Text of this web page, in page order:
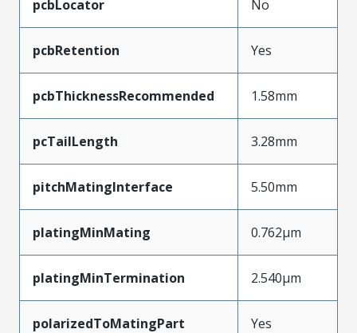
pcbLocator No
pcbRetention Yes
pcbThicknessRecommended 1.58mm
pcTailLength 3.28mm
pitchMatingInterface 5.50mm
platingMinMating 0.762µm
platingMinTermination 2.540µm
polarizedToMatingPart Yes